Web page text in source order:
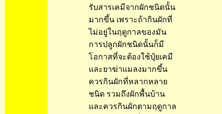
รับสารเคมีจากผักชนิดนั้น
มากขึ้น เพราะถ้ากินผักที่
ไม่อยู่ในฤดูกาลของมัน
การปลูกผักชนิดนั้นก็มี
โอกาสที่จะต้องใช้ปุ๋ยเคมี
และยาฆ่าแมลงมากขึ้น
ควรกินผักที่หลากหลาย
ชนิด รวมถึงผักพื้นบ้าน
และควรกินผักตามฤดูกาล